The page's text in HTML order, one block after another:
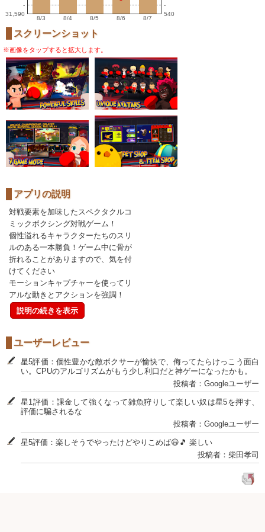
-
31,590
8/3 8/4 8/5 8/6 8/7
-
540
スクリーンショット
※画像をタップすると拡大します。
アプリの説明
対戦要素を加味したスペクタクルコ
ミックボクシング対戦ゲーム！
個性溢れるキャラクターたちのスリ
ルのある一本勝負！ゲーム中に骨が
折れることがありますので、気を付
けてください
モーションキャプチャーを使ってリ
アルな動きとアクションを強調！
説明の続きを表示
ユーザーレビュー
星5評価：個性豊かな敵ボクサーが愉快で、侮ってたらけっこう面白
い。CPUのアルゴリズムがもう少し利口だと神ゲーになったかも。
投稿者：Googleユーザー
星1評価：課金して強くなって雑魚狩りして楽しい奴は星5を押す、
評価に騙されるな
投稿者：Googleユーザー
星5評価：楽しそうでやったけどやりこめば😃🎵 楽しい
投稿者：柴田孝司